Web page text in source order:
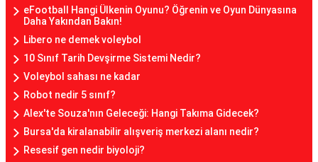
eFootball Hangi Ülkenin Oyunu? Öğrenin ve Oyun Dünyasına
Daha Yakından Bakın!
Libero ne demek voleybol
10 Sınıf Tarih Devşirme Sistemi Nedir?
Voleybol sahası ne kadar
Robot nedir 5 sınıf?
Alex'te Souza'nın Geleceği: Hangi Takıma Gidecek?
Bursa'da kiralanabilir alışveriş merkezi alanı nedir?
Resesif gen nedir biyoloji?